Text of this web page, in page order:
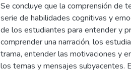
Se concluye que la comprensión de
serie de habilidades cognitivas y
de los estudiantes para entender y
comprender una narración, los
trama, entender las motivaciones y
los temas y mensajes subyacentes.